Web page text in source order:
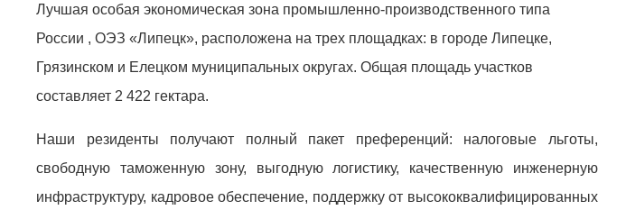
Лучшая особая экономическая зона промышленно-производственного типа
России , ОЭЗ «Липецк», расположена на трех площадках: в городе Липецке,
Грязинском и Елецком муниципальных округах. Общая площадь участков
составляет 2 422 гектара.
Наши резиденты получают полный пакет преференций: налоговые льготы,
свободную таможенную зону, выгодную логистику, качественную инженерную
инфраструктуру, кадровое обеспечение, поддержку от высококвалифицированных